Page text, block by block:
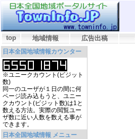
top 地域情報 広告出稿
日本全国地域情報カウンター
※ユニークカウント(ビジット
数)
同一のユーザが１日の間に何
ページ読み込もうと、ユニー
クカウント(ビジット数)は1と
数える方法。実際の閲覧ユー
ザ数に近い人数を数える事が
できます。
日本全国地域情報 メニュー